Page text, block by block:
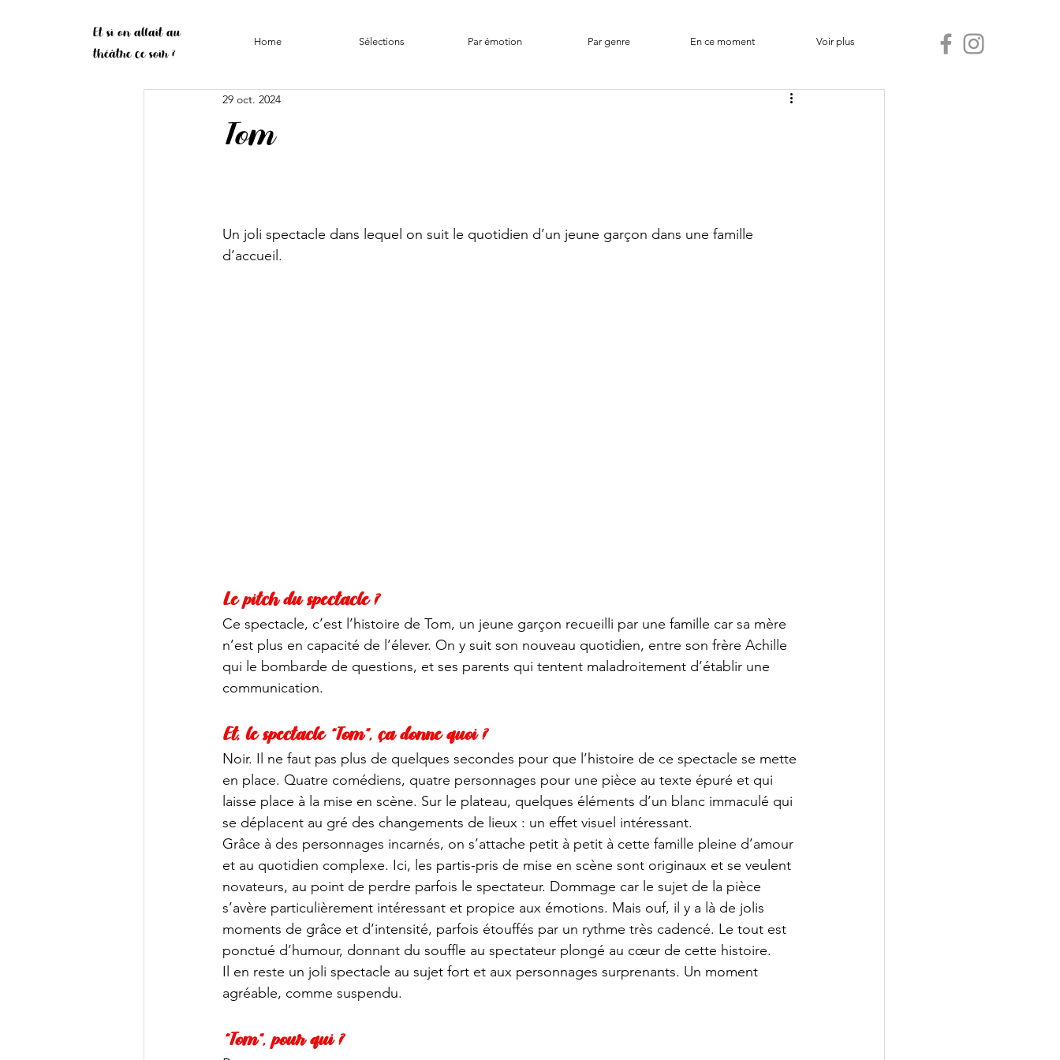
Et si on allait au
théâtre ce soir ?
Home Sélections Par émotion Par genre En ce moment Voir plus
Tom
29 oct. 2024
Un joli spectacle dans lequel on suit le quotidien d’un jeune garçon dans une famille
d’accueil.
Le pitch du spectacle ?
Ce spectacle, c’est l’histoire de Tom, un jeune garçon recueilli par une famille car sa mère
n’est plus en capacité de l’élever. On y suit son nouveau quotidien, entre son frère Achille
qui le bombarde de questions, et ses parents qui tentent maladroitement d’établir une
communication.
Et, le spectacle “Tom”, ça donne quoi ?
Noir. Il ne faut pas plus de quelques secondes pour que l’histoire de ce spectacle se mette
en place. Quatre comédiens, quatre personnages pour une pièce au texte épuré et qui
laisse place à la mise en scène. Sur le plateau, quelques éléments d’un blanc immaculé qui
se déplacent au gré des changements de lieux : un effet visuel intéressant.
Grâce à des personnages incarnés, on s’attache petit à petit à cette famille pleine d’amour
et au quotidien complexe. Ici, les partis-pris de mise en scène sont originaux et se veulent
novateurs, au point de perdre parfois le spectateur. Dommage car le sujet de la pièce
s’avère particulièrement intéressant et propice aux émotions. Mais ouf, il y a là de jolis
moments de grâce et d’intensité, parfois étouffés par un rythme très cadencé. Le tout est
ponctué d’humour, donnant du souffle au spectateur plongé au cœur de cette histoire.
Il en reste un joli spectacle au sujet fort et aux personnages surprenants. Un moment
agréable, comme suspendu.
“Tom”, pour qui ?